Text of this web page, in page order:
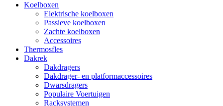
Koelboxen
Elektrische koelboxen
Passieve koelboxen
Zachte koelboxen
Accessoires
Thermosfles
Dakrek
Dakdragers
Dakdrager- en platformaccessoires
Dwarsdragers
Populaire Voertuigen
Racksystemen